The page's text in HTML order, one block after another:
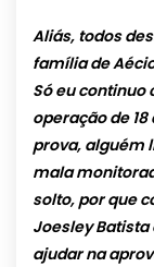
Aliás, todos
família de
Só eu continuo
operação de
prova, alguém
mala
solto, por que
Joesley
ajudar na